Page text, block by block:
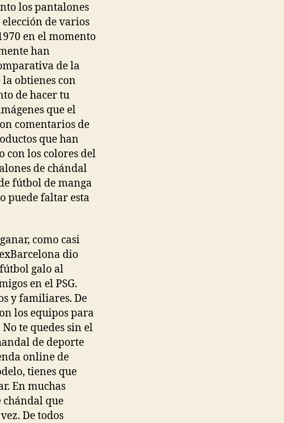
los pantalones
de varios
en el momento
han
de la
obtienes con
de hacer tu
que el
comentarios de
que han
con los colores del
de chándal
fútbol de manga
puede faltar esta
como casi
dio
galo al
en el PSG.
y familiares. De
los equipos para
te quedes sin el
de deporte
online de
tienes que
En muchas
chándal que
De todos